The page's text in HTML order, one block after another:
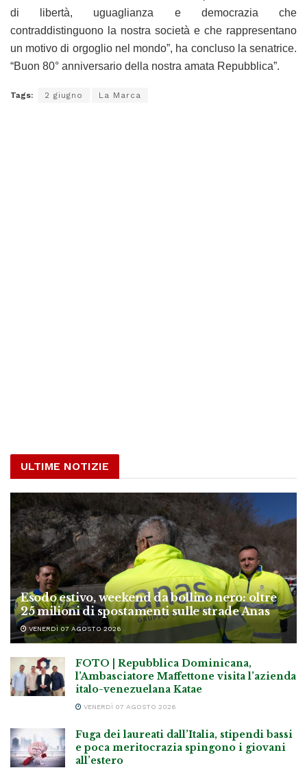
di libertà, uguaglianza e democrazia che
contraddistinguono la nostra società e che rappresentano
un motivo di orgoglio nel mondo”, ha concluso la senatrice.
“Buon 80° anniversario della nostra amata Repubblica”.
Tags: 2 giugno La Marca
ULTIME NOTIZIE
Esodo estivo, weekend da bollino nero: oltre
25 milioni di spostamenti sulle strade Anas
VENERDÌ 07 AGOSTO 2026
FOTO | Repubblica Dominicana,
l’Ambasciatore Maffettone visita l’azienda
italo-venezuelana Katae
VENERDÌ 07 AGOSTO 2026
Fuga dei laureati dall’Italia, stipendi bassi
e poca meritocrazia spingono i giovani
all’estero